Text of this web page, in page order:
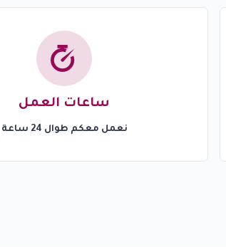
ساعات العمل
نعمل معكم طوال 24 ساعة